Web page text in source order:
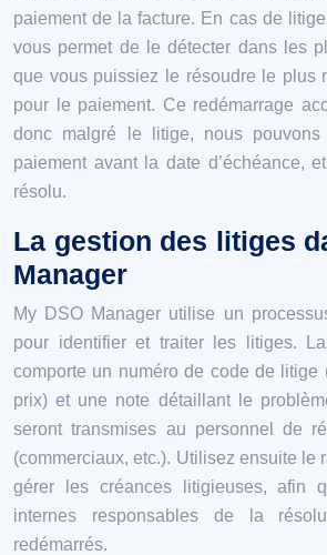
paiement de la facture. En cas de
vous permet de le détecter dans les
que vous puissiez le résoudre le plus
pour le paiement. Ce redémarrage
donc malgré le litige, nous
paiement avant la date d’échéance,
résolu.
La gestion des litiges
Manager
My DSO Manager utilise un
pour identifier et traiter les litiges.
comporte un numéro de code de litige
prix) et une note détaillant le
seront transmises au personnel de
(commerciaux, etc.). Utilisez ensuite le
gérer les créances litigieuses, afin
internes responsables de la
redémarrés.